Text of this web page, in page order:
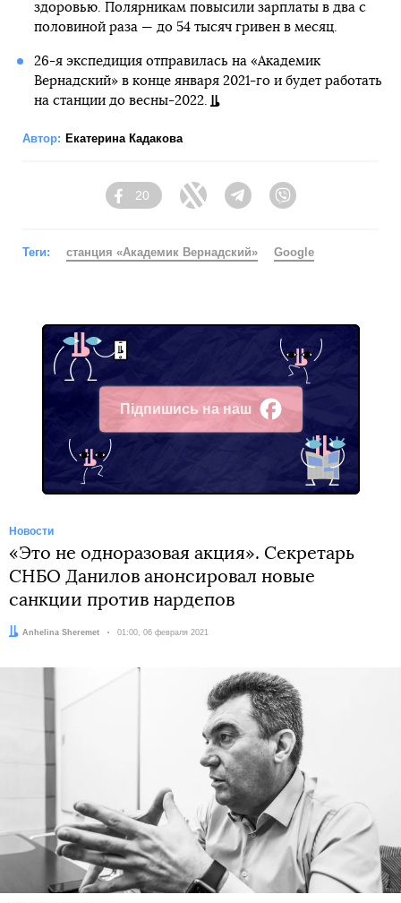
здоровью. Полярникам повысили зарплаты в два с
половиной раза — до 54 тысяч гривен в месяц.
26-я экспедиция отправилась на «Академик
Вернадский» в конце января 2021-го и будет работать
на станции до весны-2022.
Автор: Екатерина Кадакова
Facebook
20
Twitter TelegramViber
Теги: станция «Академик Вернадский» Google
Підпишись на наш
Facebook
Новости
«Это не одноразовая акция». Секретарь
СНБО Данилов анонсировал новые
санкции против нардепов
Автор:
Anhelina Sheremet Дата:
01:00, 06 февраля 2021